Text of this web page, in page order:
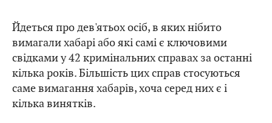
Йдеться про дев'ятьох осіб, в яких нібито
вимагали хабарі або які самі є ключовими
свідками у 42 кримінальних справах за останні
кілька років. Більшість цих справ стосуються
саме вимагання хабарів, хоча серед них є і
кілька винятків.